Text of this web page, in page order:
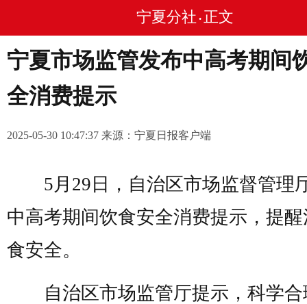
宁夏分社 • 正文
宁夏市场监管发布中高考期间
全消费提示
2025-05-30 10:47:37 来源：宁夏日报客户端
5月29日，自治区市场监督管理
中高考期间饮食安全消费提示，提
食安全。
自治区市场监管厅提示，科学合